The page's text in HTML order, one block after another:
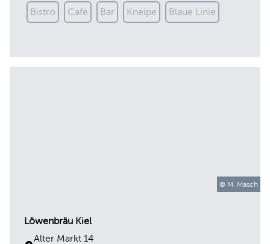
Bistro Café Bar Kneipe Blaue Linie
© M. Masch
Löwenbräu Kiel
Alter Markt 14